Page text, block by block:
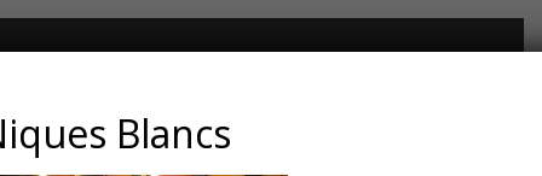
CONTACT ET ADRESSE
Les Jardins du Manoir d’Eyrignac
Blancs